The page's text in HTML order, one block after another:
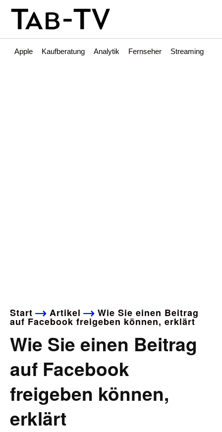
Apple Kaufberatung Analytik Fernseher Streaming
Start Artikel Wie Sie einen Beitrag
auf Facebook freigeben können, erklärt
Wie Sie einen Beitrag
auf Facebook
freigeben können,
erklärt